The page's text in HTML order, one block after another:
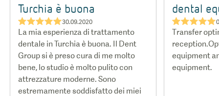
Turchia è buona
★★★★★30.09.2020
La mia esperienza di trattamento
dentale in Turchia è buona. Il Dent
Group si è preso cura di me molto
bene, lo studio è molto pulito con
attrezzature moderne. Sono
estremamente soddisfatto dei miei
dental
★★★★★
Transfer
equipment
equipment.